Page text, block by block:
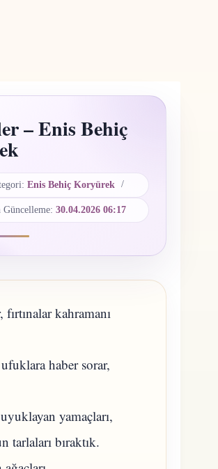
– Enis Behiç
Enis Behiç Koryürek
Güncelleme: 30.04.2026 06:17
kahramanı
haber sorar,
yamaçları,
tarlaları bıraktık.